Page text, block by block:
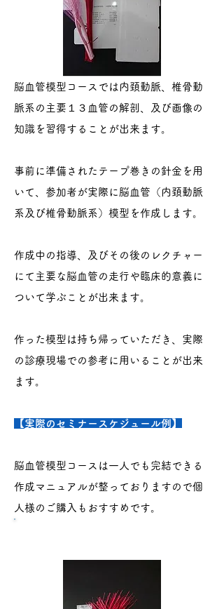
脳血管模型コースでは内頚動脈、椎骨動
脈系の主要１３血管の解剖、及び画像の
知識を習得することが出来ます。
事前に準備されたテープ巻きの針金を用
いて、参加者が実際に脳血管（内頚動脈
系及び椎骨動脈系）模型を作成します。
作成中の指導、及びその後のレクチャー
にて主要な脳血管の走行や臨床的意義に
ついて学ぶことが出来ます。
​作った模型は持ち帰っていただき、実際
の診療現場での参考に用いることが出来
ます。
​ 実際のセミナースケジュール例】
脳血管模型コースは一人でも完結できる
作成マニュアルが整っておりますので個
人様のご購入もおすすめです。